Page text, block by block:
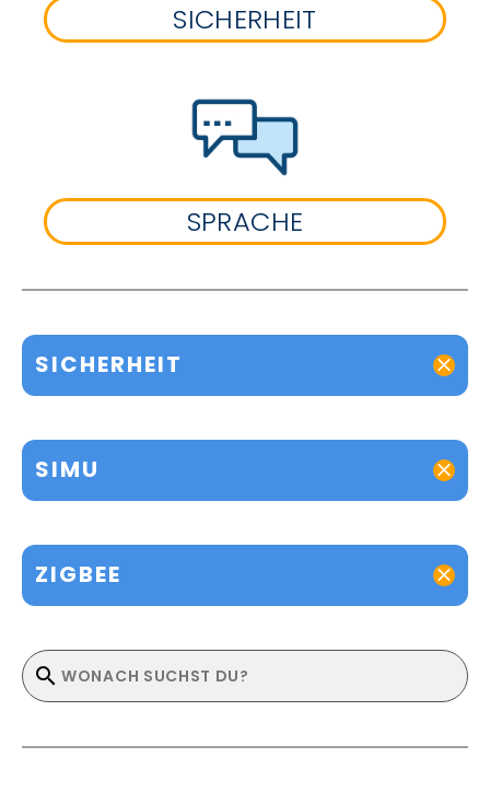
SICHERHEIT
SPRACHE
SICHERHEIT
SIMU
ZIGBEE